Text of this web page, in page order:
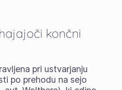
končni
pri ustvarjanju
po prehodu na sejo